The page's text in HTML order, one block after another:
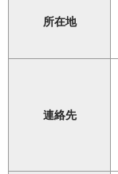
所在地
連絡先